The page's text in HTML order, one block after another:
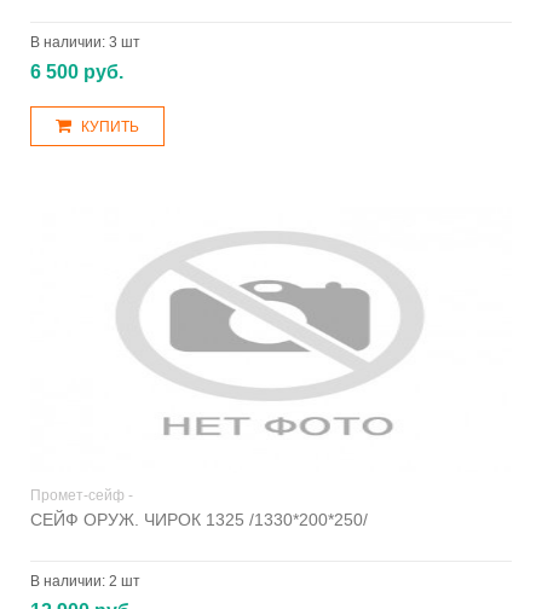
В наличии: 3 шт
6 500 руб.
КУПИТЬ
Промет-сейф -
СЕЙФ ОРУЖ. ЧИРОК 1325 /1330*200*250/
В наличии: 2 шт